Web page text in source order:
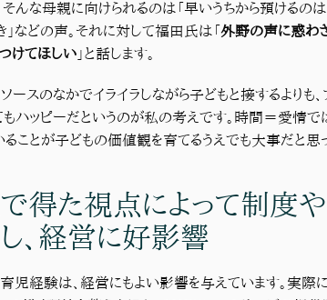
そんな母親に向けられるのは「早いうちから預けるの
」などの声。それに対して福田氏は「 外野の声に惑わ
けてほしい 」と話します。
ソースのなかでイライラしながら子どもと接するよりも
もハッピーだというのが私の考えです。時間＝愛情で
ることが子どもの価値観を育てるうえでも大事だと思っ
得た視点によって制度
、経営に好影響
児経験は、経営にもよい影響を与えています。実際